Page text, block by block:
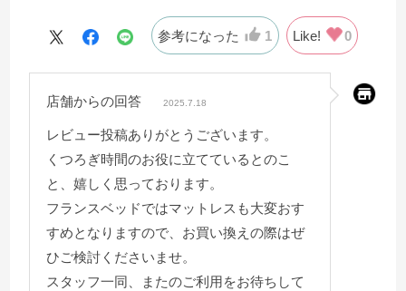
参考になった 1 Like! 0
店舗からの回答 2025.7.18
レビュー投稿ありがとうございます。
くつろぎ時間のお役に立てているとのこ
と、嬉しく思っております。
フランスベッドではマットレスも大変おす
すめとなりますので、お買い換えの際はぜ
ひご検討くださいませ。
スタッフ一同、またのご利用をお待ちして